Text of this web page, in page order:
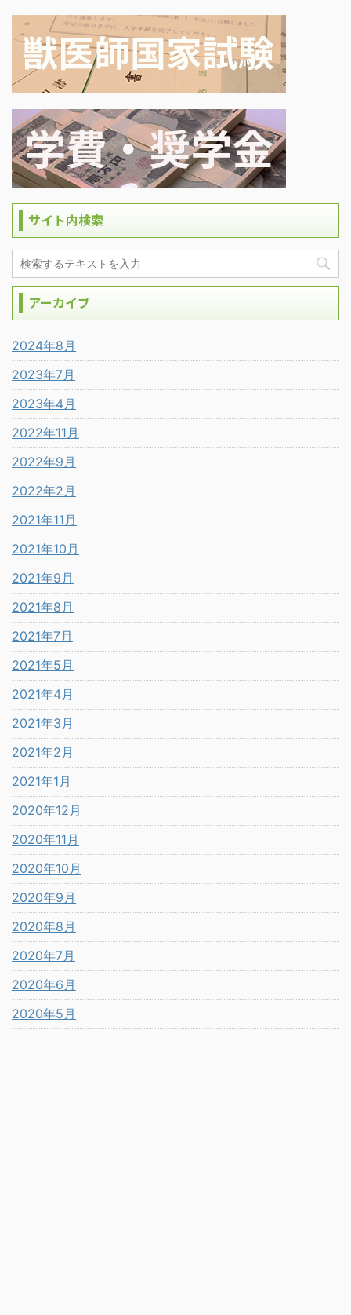
サイト内検索
アーカイブ
2024年8月
2023年7月
2023年4月
2022年11月
2022年9月
2022年2月
2021年11月
2021年10月
2021年9月
2021年8月
2021年7月
2021年5月
2021年4月
2021年3月
2021年2月
2021年1月
2020年12月
2020年11月
2020年10月
2020年9月
2020年8月
2020年7月
2020年6月
2020年5月